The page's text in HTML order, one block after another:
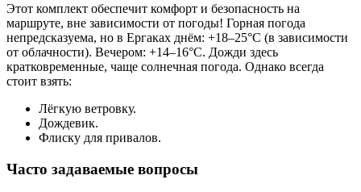
Этот комплект обеспечит комфорт и безопасность на
маршруте, вне зависимости от погоды! Горная погода
непредсказуема, но в Ергаках днём: +18–25°C (в зависимости
от облачности). Вечером: +14–16°C. Дожди здесь
кратковременные, чаще солнечная погода. Однако всегда
стоит взять:
Лёгкую ветровку.
Дождевик.
Флиску для привалов.
Часто задаваемые вопросы